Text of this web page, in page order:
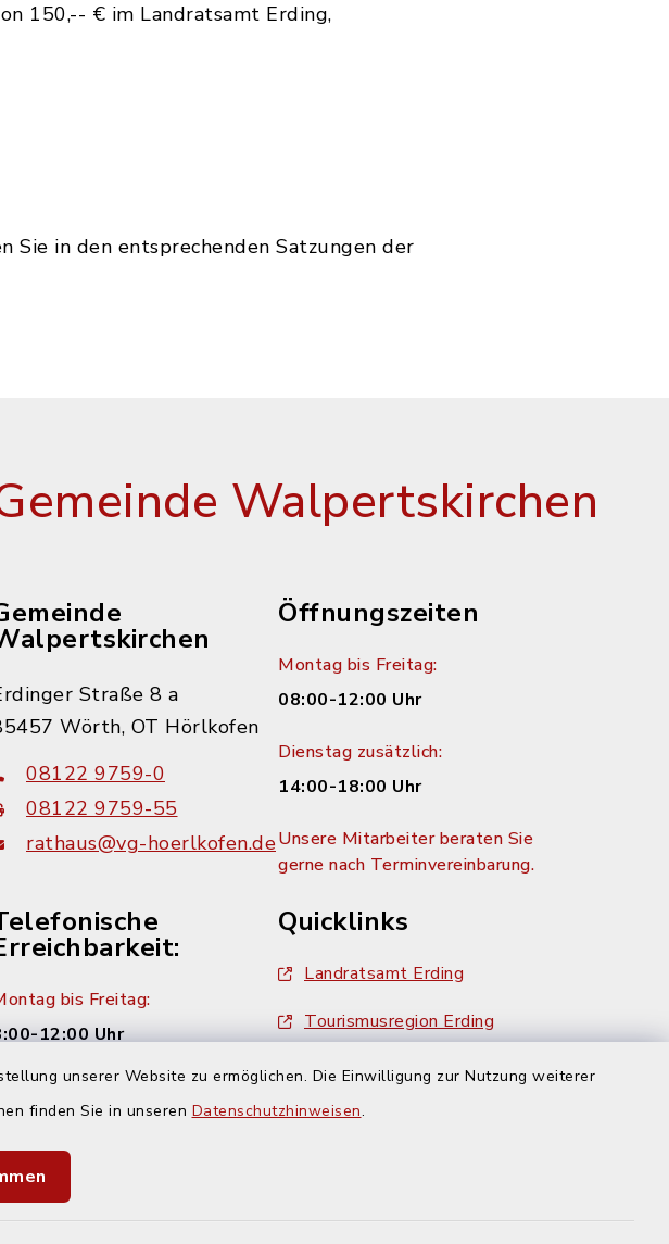
unserer Website zu ermöglichen. Die Einwilligung zur Nutzung weiterer
finden Sie in unseren Datenschutzhinweisen.
150,-- € im Landratsamt Erding,
Sie in den entsprechenden Satzungen der
Walpertskirchen
Straße 8 a
Wörth, OT Hörlkofen
08122 9759-0
08122 9759-55
rathaus@vg-hoerlkofen.de
Öffnungszeiten
Montag bis Freitag:
08:00-12:00 Uhr
Dienstag zusätzlich:
14:00-18:00 Uhr
Unsere Mitarbeiter beraten Sie
gerne nach Terminvereinbarung.
bis Freitag:
12:00 Uhr
und Donnerstag:
16:00 Uhr
18:00 Uhr
Quicklinks
Landratsamt Erding
Tourismusregion Erding
Ausschreibungen